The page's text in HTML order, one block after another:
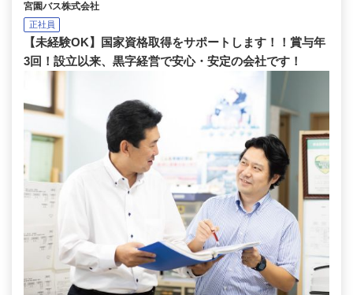
宮園バス株式会社
正社員
【未経験OK】国家資格取得をサポートします！！賞与年
3回！設立以来、黒字経営で安心・安定の会社です！